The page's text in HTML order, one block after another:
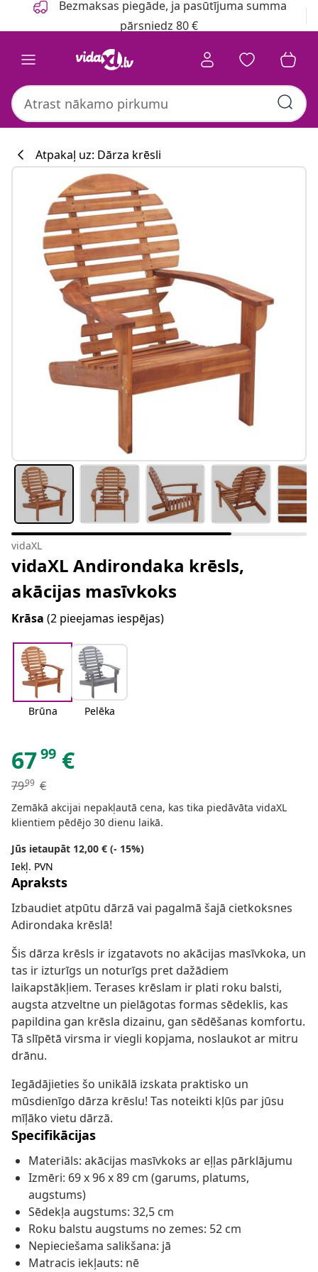
Bezmaksas piegāde, ja pasūtījuma summa
pārsniedz 80 €
Atpakaļ uz: Dārza krēsli
vidaXL
vidaXL Andirondaka krēsls,
akācijas masīvkoks
Krāsa (2 pieejamas iespējas)
Brūna Pelēka
6799 €
7999 €
Zemākā akcijai nepakļautā cena, kas tika piedāvāta vidaXL
klientiem pēdējo 30 dienu laikā.
Jūs ietaupāt 12,00 € (- 15%)
Iekļ. PVN
Apraksts
Izbaudiet atpūtu dārzā vai pagalmā šajā cietkoksnes
Adirondaka krēslā!
Šis dārza krēsls ir izgatavots no akācijas masīvkoka, un
tas ir izturīgs un noturīgs pret dažādiem
laikapstākļiem. Terases krēslam ir plati roku balsti,
augsta atzveltne un pielāgotas formas sēdeklis, kas
papildina gan krēsla dizainu, gan sēdēšanas komfortu.
Tā slīpētā virsma ir viegli kopjama, noslaukot ar mitru
drānu.
Iegādājieties šo unikālā izskata praktisko un
mūsdienīgo dārza krēslu! Tas noteikti kļūs par jūsu
mīļāko vietu dārzā.
Specifikācijas
Materiāls: akācijas masīvkoks ar eļļas pārklājumu
Izmēri: 69 x 96 x 89 cm (garums, platums,
augstums)
Sēdekļa augstums: 32,5 cm
Roku balstu augstums no zemes: 52 cm
Nepieciešama salikšana: jā
Matracis iekļauts: nē